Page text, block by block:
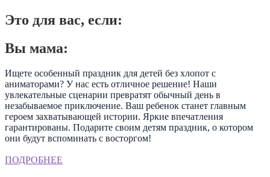
Это для вас, если:
Вы мама:
Ищете особенный праздник для детей без хлопот с
аниматорами? У нас есть отличное решение! Наши
увлекательные сценарии превратят обычный день в
незабываемое приключение. Ваш ребенок станет главным
героем захватывающей истории. Яркие впечатления
гарантированы. Подарите своим детям праздник, о котором
они будут вспоминать с восторгом!
ПОДРОБНЕЕ